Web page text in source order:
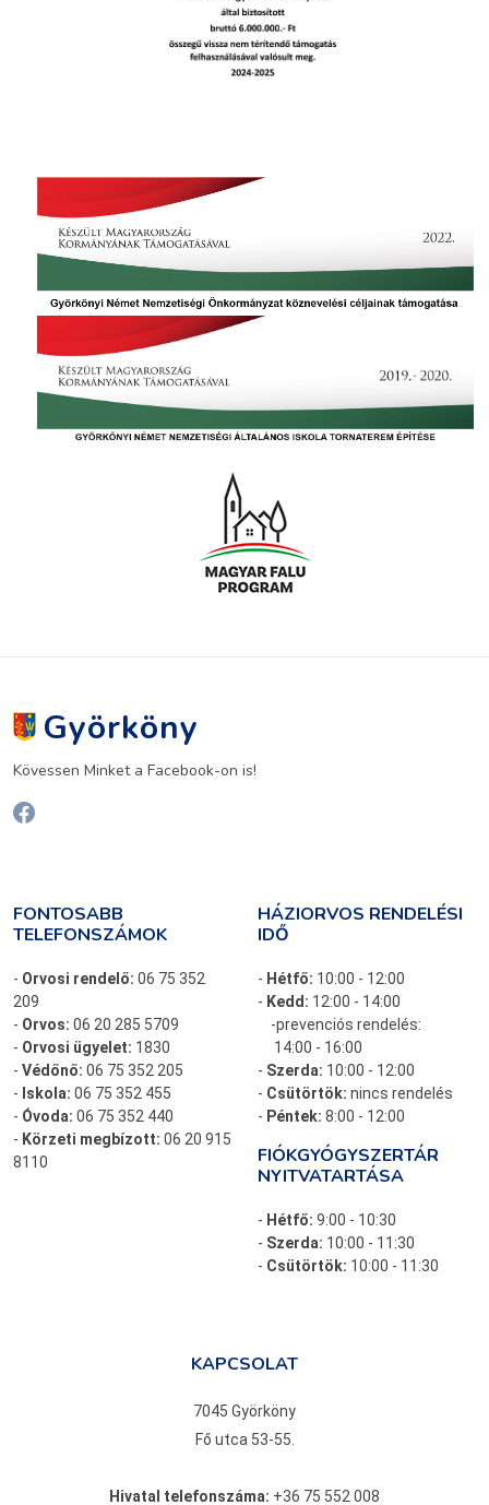
Györköny
Kövessen Minket a Facebook-on is!
FONTOSABB
TELEFONSZÁMOK
- Orvosi rendelő: 06 75 352
209
- Orvos: 06 20 285 5709
- Orvosi ügyelet: 1830
- Védőnő: 06 75 352 205
- Iskola: 06 75 352 455
- Óvoda: 06 75 352 440
- Körzeti megbízott: 06 20 915
8110
HÁZIORVOS RENDELÉSI
IDŐ
- Hétfő: 10:00 - 12:00
- Kedd: 12:00 - 14:00
-prevenciós rendelés:
14:00 - 16:00
- Szerda: 10:00 - 12:00
- Csütörtök: nincs rendelés
- Péntek: 8:00 - 12:00
FIÓKGYÓGYSZERTÁR
NYITVATARTÁSA
- Hétfő: 9:00 - 10:30
- Szerda: 10:00 - 11:30
- Csütörtök: 10:00 - 11:30
KAPCSOLAT
7045 Györköny
Fő utca 53-55.
Hivatal telefonszáma: +36 75 552 008